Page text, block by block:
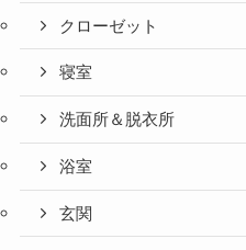
クローゼット
寝室
洗面所＆脱衣所
浴室
玄関